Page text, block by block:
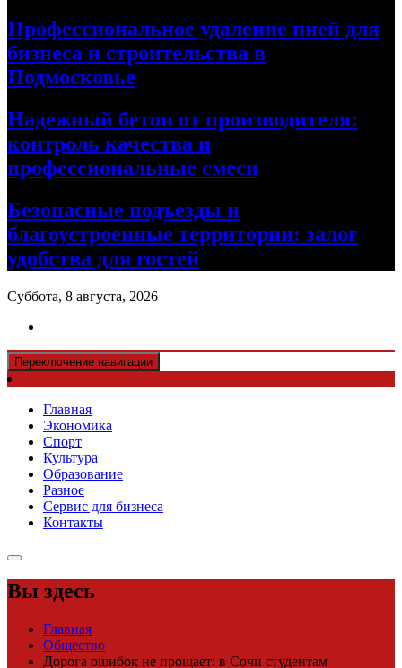
Профессиональное удаление пней для
бизнеса и строительства в
Подмосковье
Надежный бетон от производителя:
контроль качества и
профессиональные смеси
Безопасные подъезды и
благоустроенные территории: залог
удобства для гостей
Суббота, 8 августа, 2026
Переключение навигации
Главная
Экономика
Спорт
Культура
Образование
Разное
Сервис для бизнеса
Контакты
Вы здесь
Главная
Общество
Дорога ошибок не прощает: в Сочи студентам